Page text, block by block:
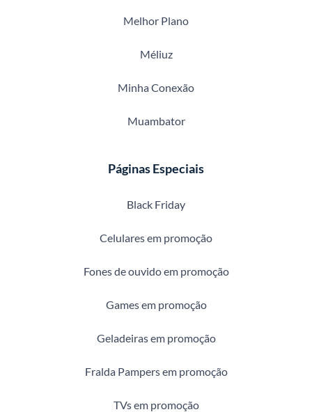
Melhor Plano
Méliuz
Minha Conexão
Muambator
Páginas Especiais
Black Friday
Celulares em promoção
Fones de ouvido em promoção
Games em promoção
Geladeiras em promoção
Fralda Pampers em promoção
TVs em promoção